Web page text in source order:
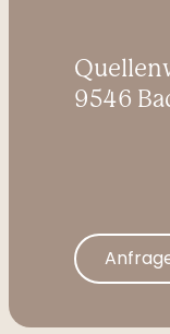
9546